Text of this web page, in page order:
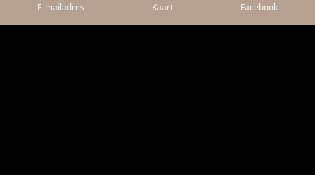
Klantenservice
E-mailadres Kaart Facebook